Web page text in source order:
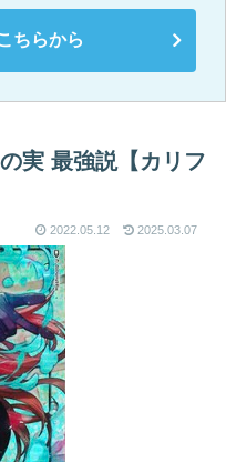
ちらから
実 最強説【カリフ
2022.05.12 2025.03.07